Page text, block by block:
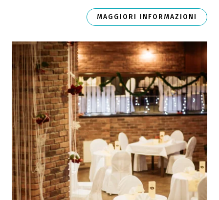
MAGGIORI INFORMAZIONI